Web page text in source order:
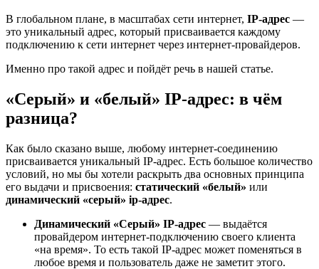
В глобальном плане, в масштабах сети интернет, IP-адрес —
это уникальный адрес, который присваивается каждому
подключению к сети интернет через интернет-провайдеров.
Именно про такой адрес и пойдёт речь в нашей статье.
«Серый» и «белый» IP-адрес: в чём
разница?
Как было сказано выше, любому интернет-соединению
присваивается уникальный IP-адрес. Есть большое количество
условий, но мы бы хотели раскрыть два основных принципа
его выдачи и присвоения: статический «белый» или
динамический «серый» ip-адрес.
Динамический «Серый» IP-адрес — выдаётся
провайдером интернет-подключению своего клиента
«на время». То есть такой IP-адрес может поменяться в
любое время и пользователь даже не заметит этого.